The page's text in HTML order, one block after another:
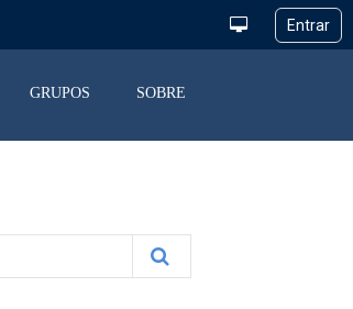
GRUPOS SOBRE